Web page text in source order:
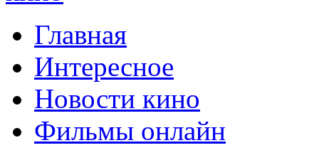
Главная
Интересное
Новости кино
Фильмы онлайн